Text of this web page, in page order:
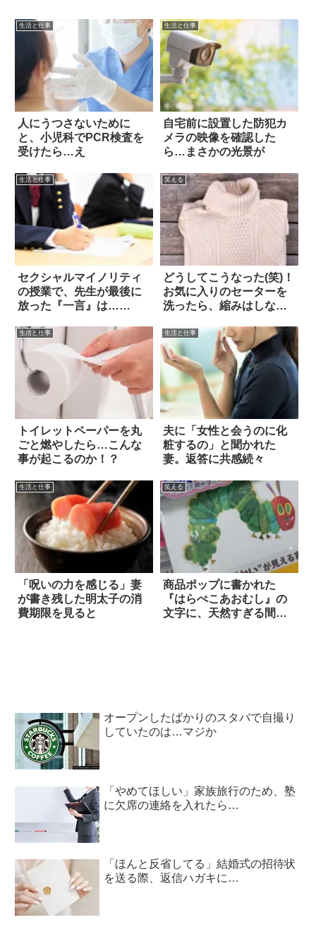
生活と仕事
人にうつさないために
と、小児科でPCR検査を
受けたら…え
生活と仕事
自宅前に設置した防犯カ
メラの映像を確認した
ら…まさかの光景が
生活と仕事
セクシャルマイノリティ
の授業で、先生が最後に
放った『一言』は…
笑える
どうしてこうなった(笑)！
お気に入りのセーターを
洗ったら、縮みはしなか
生活と仕事
トイレットペーパーを丸
ごと燃やしたら…こんな
事が起こるのか！？
生活と仕事
夫に「女性と会うのに化
粧するの」と聞かれた
妻。返答に共感続々
生活と仕事
「呪いの力を感じる」妻
が書き残した明太子の消
費期限を見ると
笑える
商品ポップに書かれた
『はらぺこあおむし』の
文字に、天然すぎる間違
オープンしたばかりのスタバで自撮り
していたのは…マジか
「やめてほしい」家族旅行のため、塾
に欠席の連絡を入れたら…
「ほんと反省してる」結婚式の招待状
を送る際、返信ハガキに…